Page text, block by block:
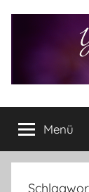
Yvis
Lifestyle
Blog
–
Lifestyle,
Menü